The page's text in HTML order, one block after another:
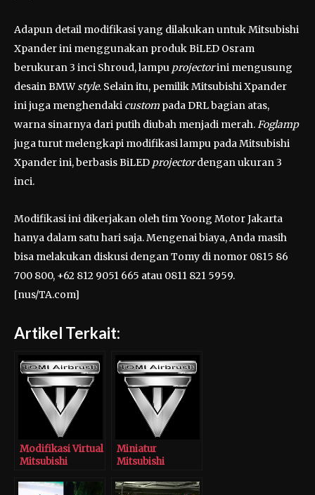
Adapun detail modifikasi yang dilakukan untuk Mitsubishi
Xpander ini menggunakan produk BiLED Osram
berukuran 3 inci Shroud, lampu projectorini mengusung
desain BMWstyle. Selain itu, pemilik Mitsubishi Xpander
ini juga menghendaki custom pada DRL bagian atas,
warna sinarnya dari putih diubah menjadi merah. Foglamp
juga turut melengkapi modifikasi lampu pada Mitsubishi
Xpander ini, berbasis BiLED projectordengan ukuran 3
inci.
Modifikasi ini dikerjakan oleh tim Yoong Motor Jakarta
hanya dalam satu hari saja. Mengenai biaya, Anda masih
bisa melakukan diskusi dengan Tomy di nomor 0815 86
700 800, +62 812 9051 665 atau 0811 821 5959.
[nus/TA.com]
Artikel Terkait:
Modifikasi Virtual
Mitsubishi
Tomi Airbrush
Miniatur
Mitsubishi
Tomi Airbrush